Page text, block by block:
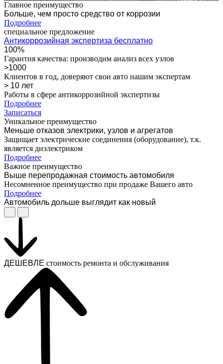
Главное преимущество
Больше, чем просто средство от коррозии
Подробнее
специальное предложение
Антикоррозийная экспертиза бесплатно
100%
Гарантия качества: производим анализ всех узлов
>1000
Клиентов в год, доверяют свои авто нашим экспертам
> 10 лет
Работы в сфере антикоррозийной экспертизы
Подробнее
Записаться
Уникальное преимущество
Меньше отказов электрики, узлов и агрегатов
Защищает электрические соединения (оборудование), т.к.
является диэлектриком
Подробнее
Важное преимущество
Выше перепродажная стоимость автомобиля
Несомненное преимущество при продаже Вашего авто
Подробнее
Автомобиль дольше выглядит как новый
ДЕШЕВЛЕ стоимость ремонта и обслуживания